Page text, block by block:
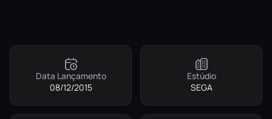
Data Lançamento
08/12/2015
Estúdio
SEGA